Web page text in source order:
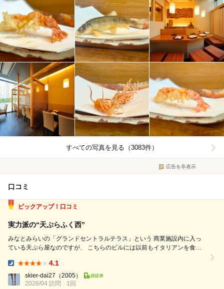
すべての写真を見る（3083件）
広告を非表示
口コミ
ピックアップ！口コミ
実力派の“天ぷらふく西”
みなとみらいの「グランドセントラルテラス」という 商業施設内に入っ
ている天ぷら屋なのですが、 こちらのビルには以前もイタリアンを食べ
ました。 また先日、調べてみると以前横浜のミシュラン ガイドがあった
際に、数年連続で...
4.1
skier-dai27 （2005）
2026/04 訪問
1回